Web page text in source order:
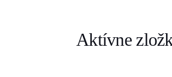
Aktívne